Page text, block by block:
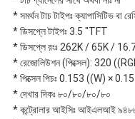
* সমর্থন টাচ টাইপঃ ক্যাপাসিটিভ বা
* ডিসপ্লে টাইপঃ 3.5 "TFT
* ডিসপ্লে রংঃ 262K / 65K /
* রেজোলিউশন (পিক্সেল): 320
* পিক্সেল পিচঃ 0.153 ((W) ×
* দেখার দিকঃ ৮০/৮০/৮০/৮০
* কন্ট্রোলার আইসিঃ আইএলআই